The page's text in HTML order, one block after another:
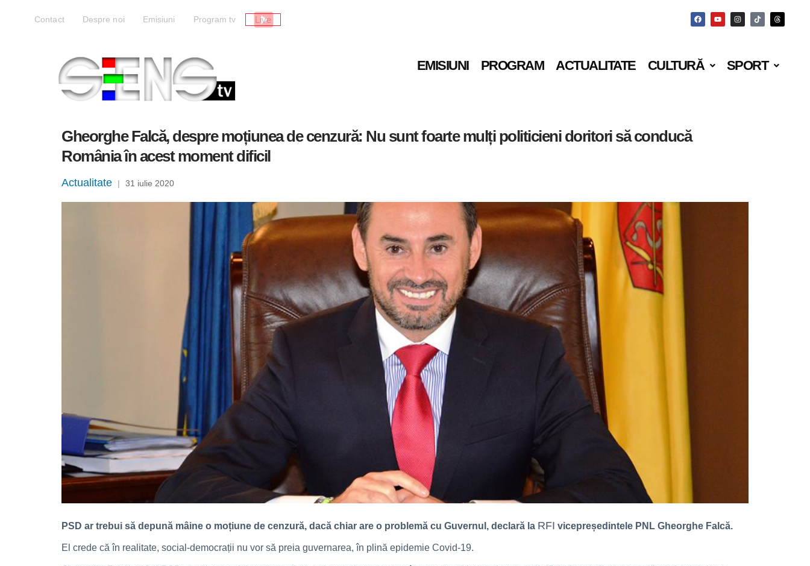
Contact Despre noi Emisiuni Program tv Live
EMISIUNI PROGRAM ACTUALITATE CULTURĂ SPORT
Gheorghe Falcă, despre moțiunea de cenzură: Nu sunt foarte mulți politicieni doritori să conducă
România în acest moment dificil
Actualitate | 31 iulie 2020
PSD ar trebui să depună mâine o moțiune de cenzură, dacă chiar are o problemă cu Guvernul, declară la RFI vicepreședintele PNL Gheorghe Falcă.
El crede că în realitate, social-democrații nu vor să preia guvernarea, în plină epidemie Covid-19.